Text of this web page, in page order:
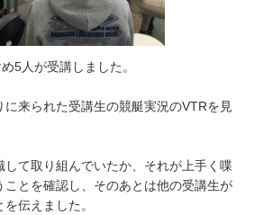
5人が受講しました。
に来られた受講生の競艇実況のVTRを見
て取り組んでいたか、それが上手く喋
ことを確認し、そのあとは他の受講生が
伝えました。